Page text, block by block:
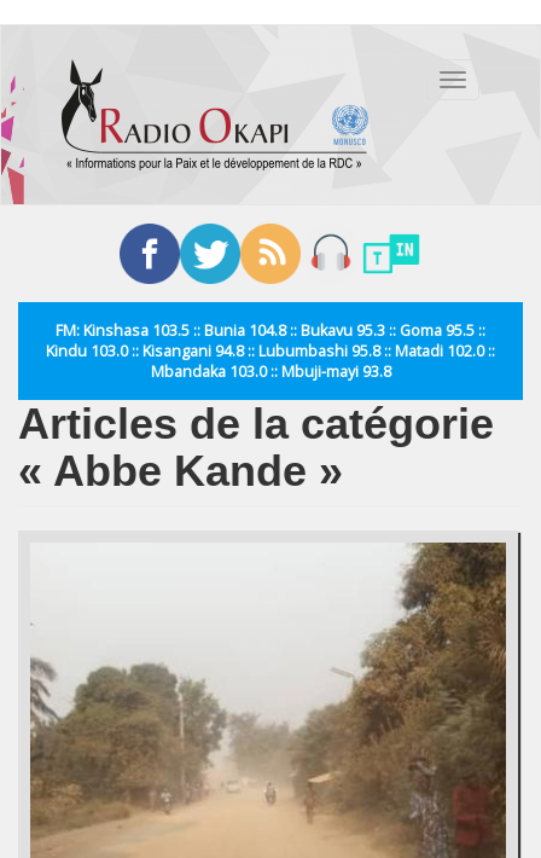
contenu
principal
Toggle
FM: Kinshasa 103.5 :: Bunia 104.8 :: Bukavu 95.3 :: Goma 95.5 ::
Kindu 103.0 :: Kisangani 94.8 :: Lubumbashi 95.8 :: Matadi 102.0 ::
Mbandaka 103.0 :: Mbuji-mayi 93.8
Articles de la catégorie
« Abbe Kande »